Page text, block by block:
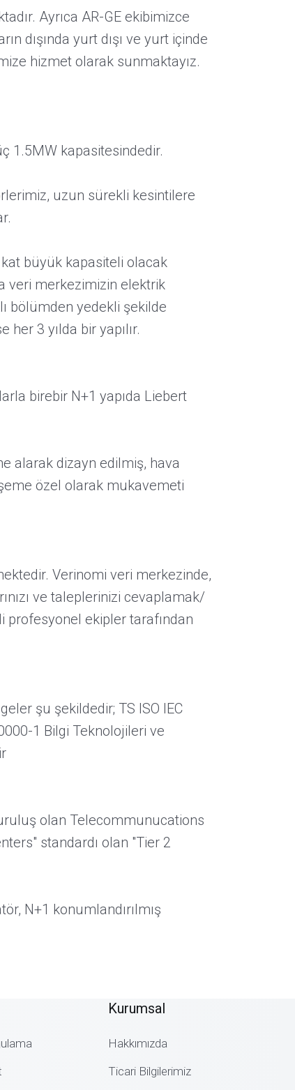
Ayrıca AR-GE ekibimizce
dışında yurt dışı ve yurt içinde
hizmet olarak sunmaktayız.
1.5MW kapasitesindedir.
uzun sürekli kesintilere
büyük kapasiteli olacak
veri merkezimizin elektrik
bölümden yedekli şekilde
3 yılda bir yapılır.
birebir N+1 yapıda Liebert
alarak dizayn edilmiş, hava
özel olarak mukavemeti
Verinomi veri merkezinde,
ve taleplerinizi cevaplamak/
profesyonel ekipler tarafından
şu şekildedir; TS ISO IEC
1 Bilgi Teknolojileri ve
olan Telecommunucations
standardı olan "Tier 2
N+1 konumlandırılmış
Kurumsal
Hakkımızda
Ticari Bilgilerimiz